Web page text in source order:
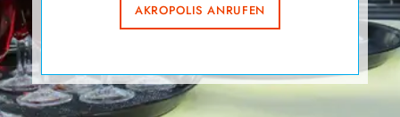
AKROPOLIS ANRUFEN